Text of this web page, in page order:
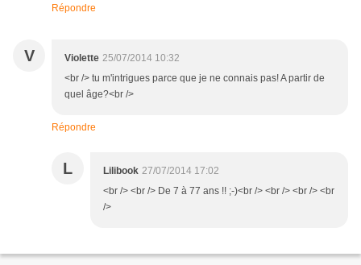
Répondre
V Violette 25/07/2014 10:32
<br /> tu m'intrigues parce que je ne connais pas! A partir de
quel âge?<br />
Répondre
L Lilibook 27/07/2014 17:02
<br /> <br /> De 7 à 77 ans !! ;-)<br /> <br /> <br /> <br
/>